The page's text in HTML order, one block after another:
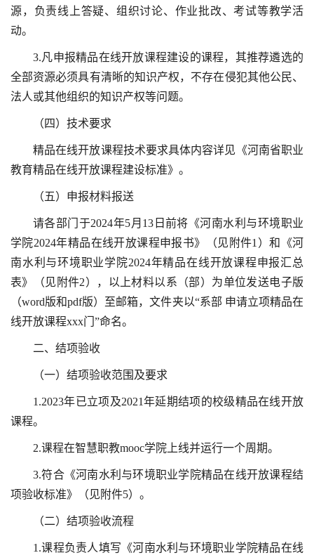
源，负责线上答疑、组织讨论、作业批改、考试等教学活
动。
3.凡申报精品在线开放课程建设的课程，其推荐遴选的
全部资源必须具有清晰的知识产权，不存在侵犯其他公民、
法人或其他组织的知识产权等问题。
（四）技术要求
精品在线开放课程技术要求具体内容详见《河南省职业
教育精品在线开放课程建设标准》。
（五）申报材料报送
请各部门于2024年5月13日前将《河南水利与环境职业
学院2024年精品在线开放课程申报书》（见附件1）和《河
南水利与环境职业学院2024年精品在线开放课程申报汇总
表》（见附件2），以上材料以系（部）为单位发送电子版
（word版和pdf版）至邮箱，文件夹以“系部 申请立项精品在
线开放课程xxx门”命名。
二、结项验收
（一）结项验收范围及要求
1.2023年已立项及2021年延期结项的校级精品在线开放
课程。
2.课程在智慧职教mooc学院上线并运行一个周期。
3.符合《河南水利与环境职业学院精品在线开放课程结
项验收标准》（见附件5）。
（二）结项验收流程
1.课程负责人填写《河南水利与环境职业学院精品在线